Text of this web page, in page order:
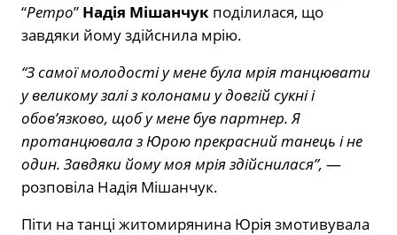
“Ретро” Надія Мішанчук поділилася, що
завдяки йому здійснила мрію.
“З самої молодості у мене була мрія танцювати
у великому залі з колонами у довгій сукні і
обов’язково, щоб у мене був партнер. Я
протанцювала з Юрою прекрасний танець і не
один. Завдяки йому моя мрія здійснилася”, —
розповіла Надія Мішанчук.
Піти на танці житомирянина Юрія змотивувала